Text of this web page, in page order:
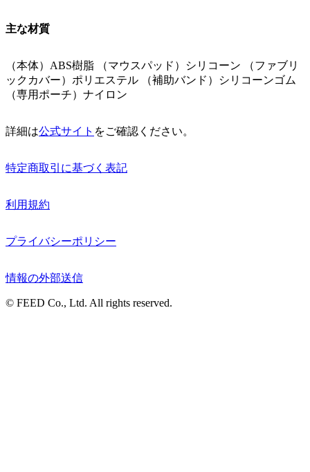
主な材質
（本体）ABS樹脂 （マウスパッド）シリコーン （ファブリ
ックカバー）ポリエステル （補助バンド）シリコーンゴム
（専用ポーチ）ナイロン
詳細は公式サイト をご確認ください。
特定商取引に基づく表記
利用規約
プライバシーポリシー
情報の外部送信
© FEED Co., Ltd. All rights reserved.